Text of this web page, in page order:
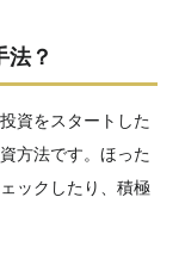
法？
資をスタートした
方法です。ほった
ックしたり、積極